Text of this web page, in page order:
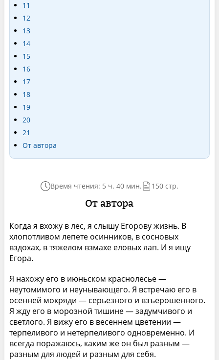
11
12
13
14
15
16
17
18
19
20
21
От автора
Время чтения: 5 ч. 40 мин. 150 стр.
От автора
Когда я вхожу в лес, я слышу Егорову жизнь. В
хлопотливом лепете осинников, в сосновых
вздохах, в тяжелом взмахе еловых лап. И я ищу
Егора.
Я нахожу его в июньском краснолесье —
неутомимого и неунывающего. Я встречаю его в
осенней мокряди — серьезного и взъерошенного.
Я жду его в морозной тишине — задумчивого и
светлого. Я вижу его в весеннем цветении —
терпеливого и нетерпеливого одновременно. И
всегда поражаюсь, каким же он был разным —
разным для людей и разным для себя.